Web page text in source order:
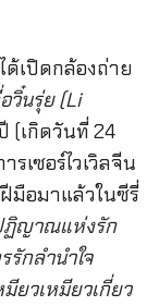
ด้เปิดกล้องถ่าย
วิ๋นรุ่ย (Li
(เกิดวันที่ 24
รเซอร์ไวเวิลจีน
มือมาแล้วในซีรี่
ฏิญาณแห่งรัก
รักลำนำใจ
ยวเหมียวเกี่ยว